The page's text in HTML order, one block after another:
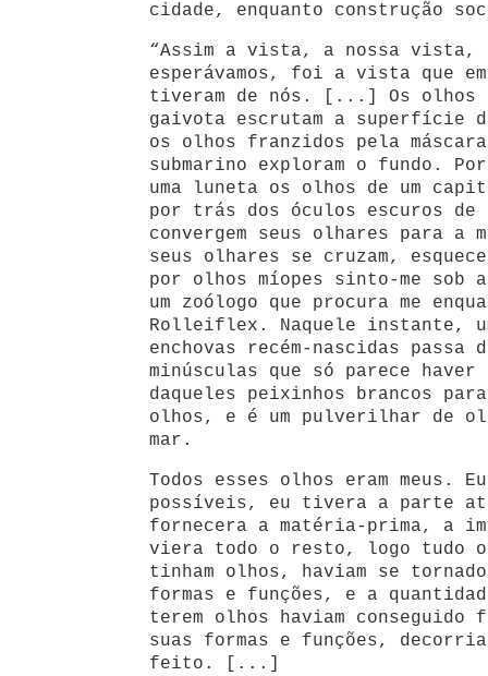
cidade, enquanto construção
“Assim a vista, a nossa vista,
esperávamos, foi a vista que
tiveram de nós. [...] Os olhos
gaivota escrutam a superfície
os olhos franzidos pela máscara
submarino exploram o fundo.
uma luneta os olhos de um
por trás dos óculos escuros de
convergem seus olhares para a
seus olhares se cruzam,
por olhos míopes sinto-me sob
um zoólogo que procura me
Rolleiflex. Naquele instante,
enchovas recém-nascidas passa
minúsculas que só parece haver
daqueles peixinhos brancos
olhos, e é um pulverilhar de
mar.
Todos esses olhos eram meus.
possíveis, eu tivera a parte
fornecera a matéria-prima, a
viera todo o resto, logo tudo
tinham olhos, haviam se
formas e funções, e a
terem olhos haviam conseguido
suas formas e funções,
feito. [...]